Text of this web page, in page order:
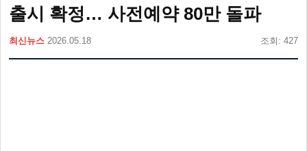
출시 확정… 사전예약 80만 돌파
최신뉴스 2026.05.18 조회: 427